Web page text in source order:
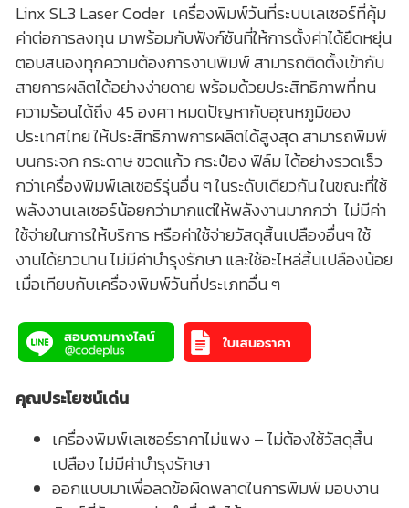
Linx SL3 Laser Coder เครื่องพิมพ์วันที่ระบบเลเซอร์ที่คุ้ม
ค่าต่อการลงทุน มาพร้อมกับฟังก์ชันที่ให้การตั้งค่าได้ยืดหยุ่น
ตอบสนองทุกความต้องการงานพิมพ์ สามารถติดตั้งเข้ากับ
สายการผลิตได้อย่างง่ายดาย พร้อมด้วยประสิทธิภาพที่ทน
ความร้อนได้ถึง 45 องศา หมดปัญหากับอุณหภูมิของ
ประเทศไทย ให้ประสิทธิภาพการผลิตได้สูงสุด สามารถพิมพ์
บนกระจก กระดาษ ขวดแก้ว กระป๋อง ฟิล์ม ได้อย่างรวดเร็ว
กว่าเครื่องพิมพ์เลเซอร์รุ่นอื่น ๆ ในระดับเดียวกัน ในขณะที่ใช้
พลังงานเลเซอร์น้อยกว่ามากแต่ให้พลังงานมากกว่า ไม่มีค่า
ใช้จ่ายในการให้บริการ หรือค่าใช้จ่ายวัสดุสิ้นเปลืองอื่นๆ ใช้
งานได้ยาวนาน ไม่มีค่าบำรุงรักษา และใช้อะไหล่สิ้นเปลืองน้อย
เมื่อเทียบกับเครื่องพิมพ์วันที่ประเภทอื่น ๆ
คุณประโยชน์เด่น
เครื่องพิมพ์เลเซอร์ราคาไม่แพง – ไม่ต้องใช้วัสดุสิ้น
เปลือง ไม่มีค่าบำรุงรักษา
ออกแบบมาเพื่อลดข้อผิดพลาดในการพิมพ์ มอบงาน